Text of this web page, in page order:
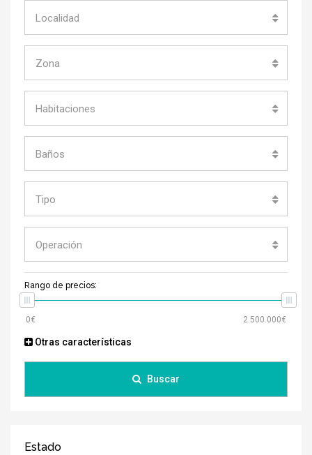
Localidad
Zona
Habitaciones
Baños
Tipo
Operación
Rango de precios:
Otras características
Buscar
Estado